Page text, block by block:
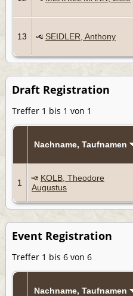
13 SEIDLER, Anthony
Draft Registration
Treffer 1 bis 1 von 1
Nachname, Taufnamen
1
KOLB, Theodore
Augustus
Event Registration
Treffer 1 bis 6 von 6
Nachname, Taufnamen